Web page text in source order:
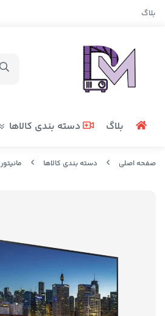
بلاگ
بلاگ دسته بندی کالاها
صفحه اصلی دسته بندی کالاها مانیتور